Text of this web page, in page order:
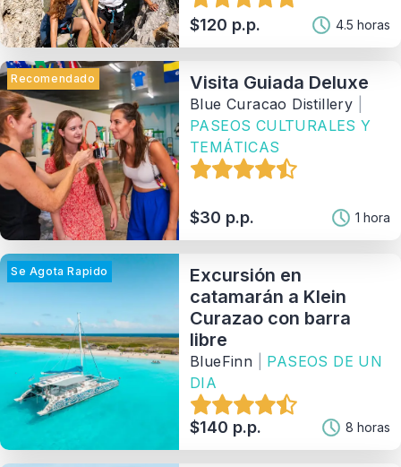
$120 p.p. 4.5 horas
Recomendado Visita Guiada Deluxe
Blue Curacao Distillery
PASEOS CULTURALES Y
TEMÁTICAS
$30 p.p. 1 hora
Se Agota Rapido
Excursión en
catamarán a Klein
Curazao con barra
libre
BlueFinn
PASEOS DE UN
DIA
$140 p.p. 8 horas